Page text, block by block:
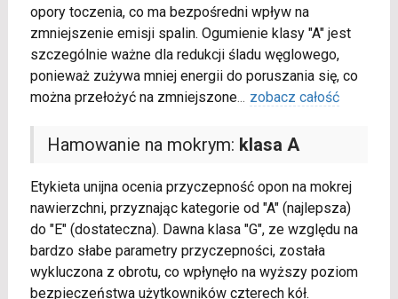
opory toczenia, co ma bezpośredni wpływ na
zmniejszenie emisji spalin. Ogumienie klasy "A" jest
szczególnie ważne dla redukcji śladu węglowego,
ponieważ zużywa mniej energii do poruszania się, co
można przełożyć na zmniejszone... zobacz całość
Hamowanie na mokrym: klasa A
Etykieta unijna ocenia przyczepność opon na mokrej
nawierzchni, przyznając kategorie od "A" (najlepsza)
do "E" (dostateczna). Dawna klasa "G", ze względu na
bardzo słabe parametry przyczepności, została
wykluczona z obrotu, co wpłynęło na wyższy poziom
bezpieczeństwa użytkowników czterech kół.